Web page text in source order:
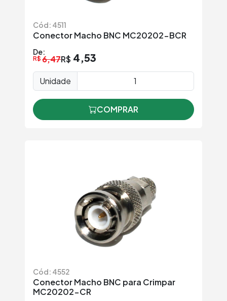
Cód: 4511
Conector Macho BNC MC20202-BCR
De:
R$ 6,47R$ 4,53
Unidade
COMPRAR
Cód: 4552
Conector Macho BNC para Crimpar
MC20202-CR